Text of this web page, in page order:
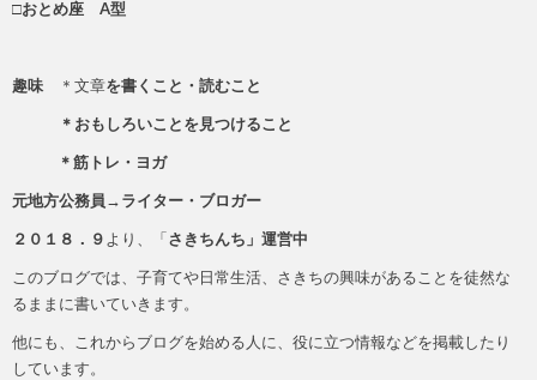
□おとめ座 A型
趣味 ＊文章を書くこと・読むこと
＊おもしろいことを見つけること
＊筋トレ・ヨガ
元地方公務員→ライター・ブロガー
２０１８．９ より、「さきちんち」運営中
このブログでは、子育てや日常生活、さきちの興味があることを徒然な
るままに書いていきます。
他にも、これからブログを始める人に、役に立つ情報などを掲載したり
しています。